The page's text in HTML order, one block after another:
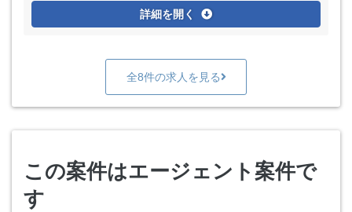
詳細を開く
全8件の求人を見る
この案件はエージェント案件で
す